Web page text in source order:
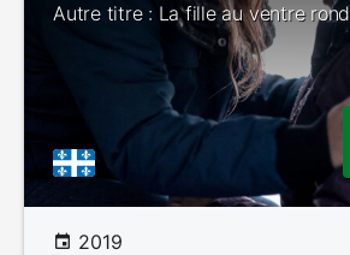
Autre titre : La fille au ventre rond
2019